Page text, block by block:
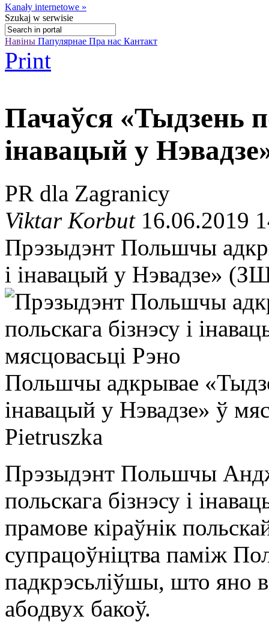
Kanały internetowe »
Szukaj w serwisie
Навіны Папулярнае Пра нас Кантакт
Print
Пачаўся «Тыдзень
інавацый у
PR dla Zagranicy
Viktar Korbut16.06.2019
Прэзыдэнт Польшчы
і інавацый у Нэвадзе»
Польшчы адкрывае
інавацый у Нэвадзе» ў
Pietruszka
Прэзыдэнт Польшчы
польскага бізнэсу і
прамове кіраўнік
супрацоўніцтва паміж
падкрэсьліўшы, што яно
абодвух бакоў.